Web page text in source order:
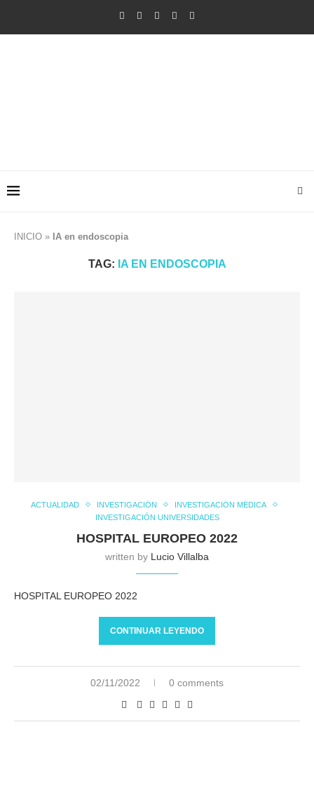
INICIO » IA en endoscopia
TAG: IA EN ENDOSCOPIA
ACTUALIDAD INVESTIGACIÓN
INVESTIGACIÓN MÉDICA
INVESTIGACIÓN UNIVERSIDADES
HOSPITAL EUROPEO 2022
written by Lucio Villalba
HOSPITAL EUROPEO 2022
CONTINUAR LEYENDO
02/11/2022 0 comments